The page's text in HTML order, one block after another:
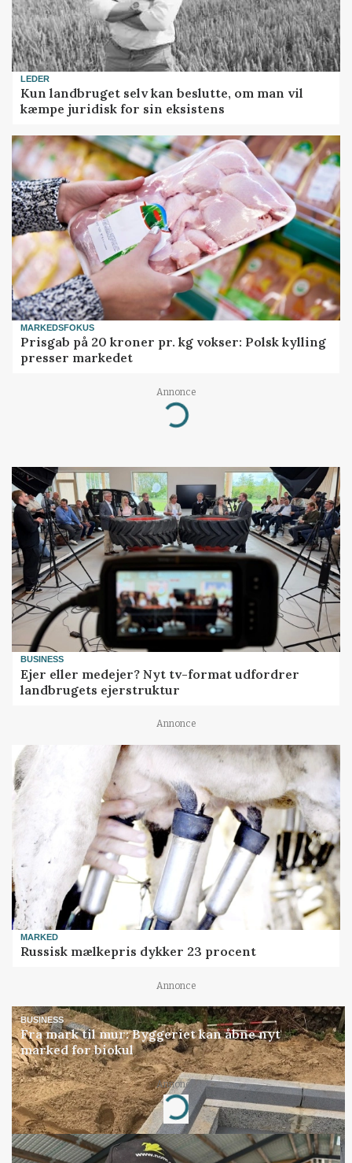
LEDER
Kun landbruget selv kan beslutte, om man vil
kæmpe juridisk for sin eksistens
MARKEDSFOKUS
Prisgab på 20 kroner pr. kg vokser: Polsk kylling
presser markedet
Annonce
Loading...
BUSINESS
Ejer eller medejer? Nyt tv-format udfordrer
landbrugets ejerstruktur
Annonce
MARKED
Russisk mælkepris dykker 23 procent
Annonce
BUSINESS
Fra mark til mur: Byggeriet kan åbne nyt
marked for biokul
Annonce
Loading...